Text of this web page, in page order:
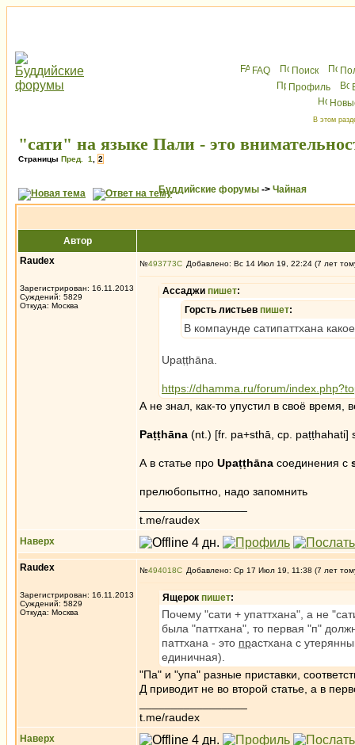
FAQ Поиск
Профиль
В этом
"сати" на языке Пали - это
Страницы Пред. 1 2
Буддийские форумы -> Чайная
Автор
Raudex
Зарегистрирован: 16.11.2013
Суждений: 5829
Откуда: Москва
№493773 Добавлено: Вс 14 Июл 19, 22:24 (7 лет
Ассаджи пишет:
Горсть листьев пишет:
В компаунде сатипаттхана
Upaṭṭhāna.
https://dhamma.ru/forum/
А не знал, как-то упустил в своё время,
Paṭṭhāna (nt.) [fr. pa+sthā, cp.
А в статье про Upaṭṭhāna соединения с
прелюбопытно, надо запомнить
t.me/raudex
Наверх
Raudex
Зарегистрирован: 16.11.2013
Суждений: 5829
Откуда: Москва
№494018 Добавлено: Ср 17 Июл 19, 11:38 (7 лет
Ящерок пишет:
Почему "сати + упаттхана", а не
была "паттхана", то первая "п"
паттхана - это прастхана с
единичная).
"Па" и "упа" разные приставки,
Д приводит не во второй статье, а в
t.me/raudex
Наверх